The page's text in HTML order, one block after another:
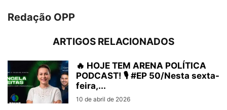
Redação OPP
ARTIGOS RELACIONADOS
🔥 HOJE TEM ARENA POLÍTICA
PODCAST! 🎙️ #EP 50/Nesta sexta-
feira,...
10 de abril de 2026